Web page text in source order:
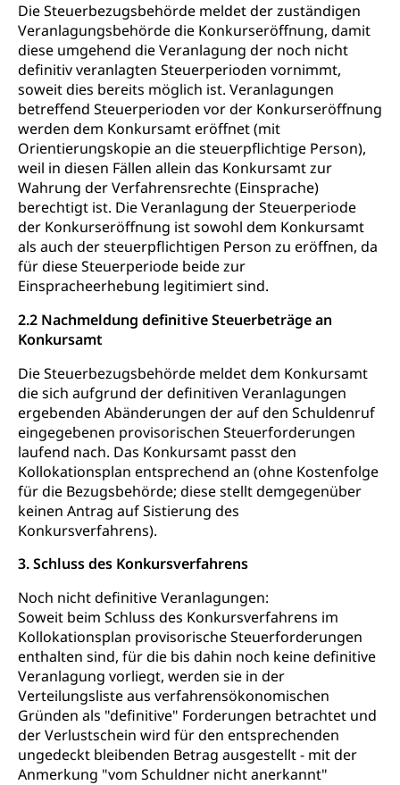
Die Steuerbezugsbehörde meldet der zuständigen
Veranlagungsbehörde die Konkurseröffnung, damit
diese umgehend die Veranlagung der noch nicht
definitiv veranlagten Steuerperioden vornimmt,
soweit dies bereits möglich ist. Veranlagungen
betreffend Steuerperioden vor der Konkurseröffnung
werden dem Konkursamt eröffnet (mit
Orientierungskopie an die steuerpflichtige Person),
weil in diesen Fällen allein das Konkursamt zur
Wahrung der Verfahrensrechte (Einsprache)
berechtigt ist. Die Veranlagung der Steuerperiode
der Konkurseröffnung ist sowohl dem Konkursamt
als auch der steuerpflichtigen Person zu eröffnen, da
für diese Steuerperiode beide zur
Einspracheerhebung legitimiert sind.
2.2 Nachmeldung definitive Steuerbeträge an
Konkursamt
Die Steuerbezugsbehörde meldet dem Konkursamt
die sich aufgrund der definitiven Veranlagungen
ergebenden Abänderungen der auf den Schuldenruf
eingegebenen provisorischen Steuerforderungen
laufend nach. Das Konkursamt passt den
Kollokationsplan entsprechend an (ohne Kostenfolge
für die Bezugsbehörde; diese stellt demgegenüber
keinen Antrag auf Sistierung des
Konkursverfahrens).
3. Schluss des Konkursverfahrens
Noch nicht definitive Veranlagungen:
Soweit beim Schluss des Konkursverfahrens im
Kollokationsplan provisorische Steuerforderungen
enthalten sind, für die bis dahin noch keine definitive
Veranlagung vorliegt, werden sie in der
Verteilungsliste aus verfahrensökonomischen
Gründen als "definitive" Forderungen betrachtet und
der Verlustschein wird für den entsprechenden
ungedeckt bleibenden Betrag ausgestellt - mit der
Anmerkung "vom Schuldner nicht anerkannt"